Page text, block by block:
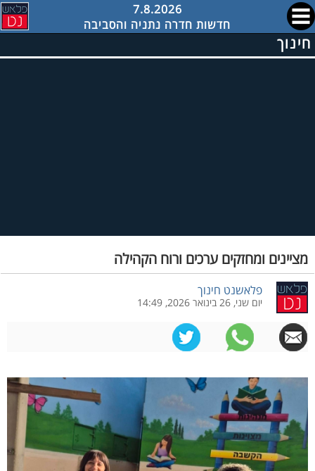
7.8.2026
חדשות חדרה נתניה והסביבה
חינוך
מציינים ומחזקים ערכים ורוח הקהילה
פלאשנט חינוך
יום שני, 26 בינואר 2026, 14:49